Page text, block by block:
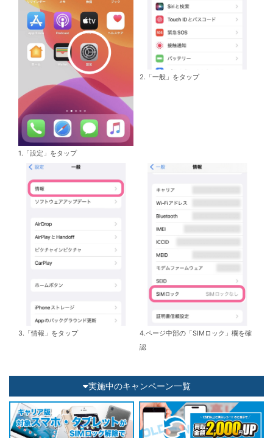
1.「設定」をタップ
2.「一般」をタップ
3.「情報」をタップ
4.ページ中部の「SIMロック」欄を確
認
実施中のキャンペーン一覧